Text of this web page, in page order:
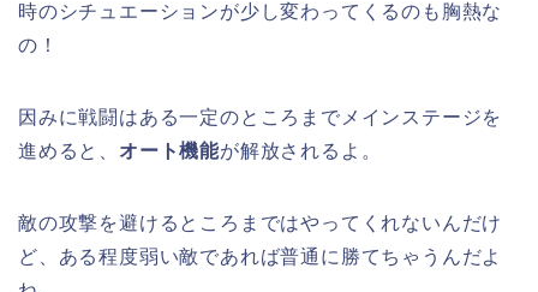
時のシチュエーションが少し変わってくるのも胸熱な
の！
因みに戦闘はある一定のところまでメインステージを
進めると、 オート機能が解放されるよ。
敵の攻撃を避けるところまではやってくれないんだけ
ど、ある程度弱い敵であれば普通に勝てちゃうんだよ